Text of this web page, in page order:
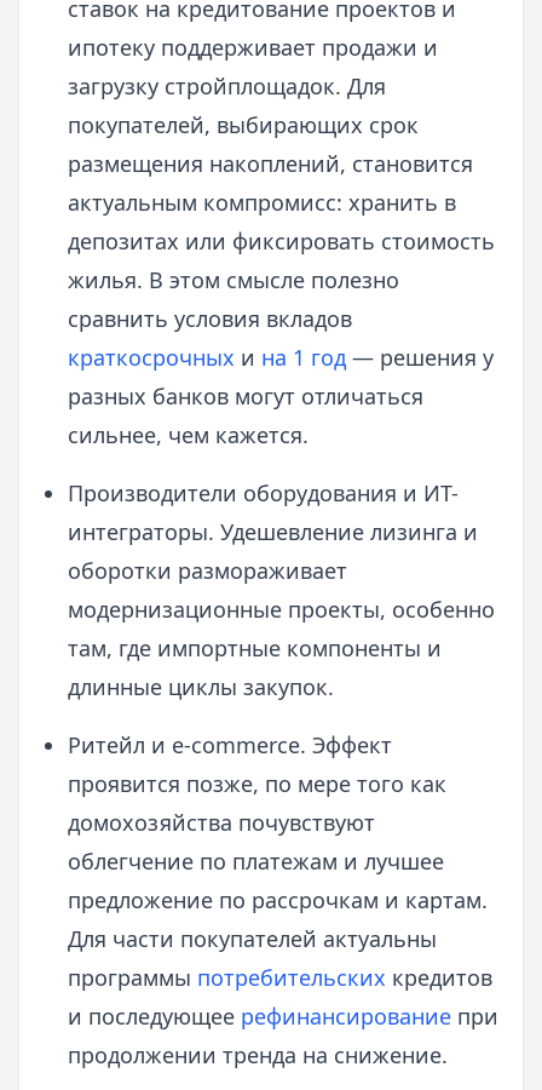
ставок на кредитование проектов и
ипотеку поддерживает продажи и
загрузку стройплощадок. Для
покупателей, выбирающих срок
размещения накоплений, становится
актуальным компромисс: хранить в
депозитах или фиксировать стоимость
жилья. В этом смысле полезно
сравнить условия вкладов
краткосрочных и на 1 год — решения у
разных банков могут отличаться
сильнее, чем кажется.
Производители оборудования и ИТ-
интеграторы. Удешевление лизинга и
оборотки размораживает
модернизационные проекты, особенно
там, где импортные компоненты и
длинные циклы закупок.
Ритейл и e-commerce. Эффект
проявится позже, по мере того как
домохозяйства почувствуют
облегчение по платежам и лучшее
предложение по рассрочкам и картам.
Для части покупателей актуальны
программы потребительских кредитов
и последующее рефинансирование при
продолжении тренда на снижение.